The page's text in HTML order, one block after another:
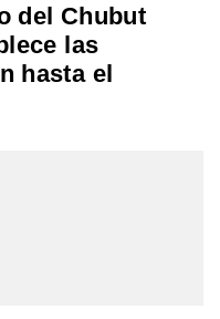
del Chubut
las
hasta el